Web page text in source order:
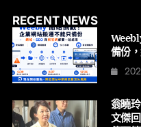
RECENT NEWS
備份
翁曉
文傑